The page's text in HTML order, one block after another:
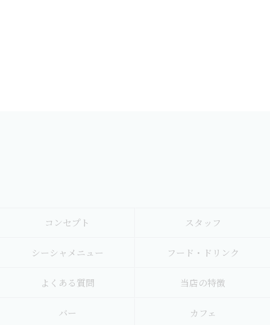
コンセプト スタッフ
シーシャメニュー フード・ドリンク
よくある質問 当店の特徴
バー カフェ